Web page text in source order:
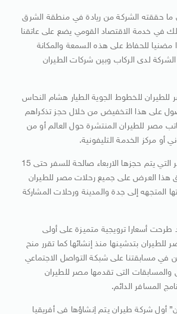
ما حققته الشركة من ريادة في منطقة الشرق
في خدمة الاقتصاد القومي يضع على عاتقنا
مضنيا للحفاظ على هذه السمعة والمكانة
الشركة لدى الركاب وبين شركات الطيران
للخطوط الجوية الطيار هشام النحاس
على هذا التخفيض من خلال حجز تذكراهم
مصر للطيران المنتشرة حول العالم أو من
أو مركز الخدمة التليفونية.
واوضح أن هذه التذاكر التي يتم حجزها الاربعاء صالحة للسفر حتى 15
هذا العرض على جميع رحلات مصر للطيران
المتجهه إلى جدة والمدينة ورحلات المشاركة
أسعارا ترويجية متميزة على أولى
للطيران بتدشينها منذ إنشائها كما تقرر منح
في مسابقتنا على شبكة التواصل الاجتماعي
والمسابقات التى تقدمها مصر للطيران
المسافر الدائم.
أول شركة طيران يتم إنشاؤها في أفريقيا